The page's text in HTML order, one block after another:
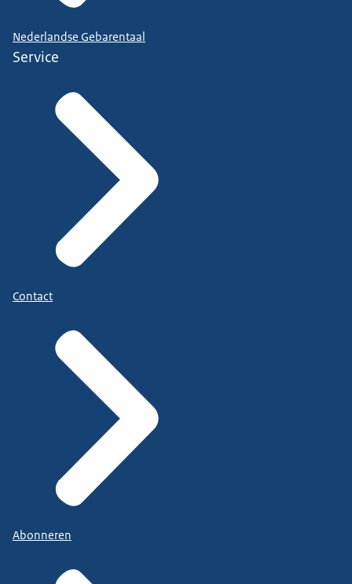
Nederlandse Gebarentaal
Service
Contact
Abonneren